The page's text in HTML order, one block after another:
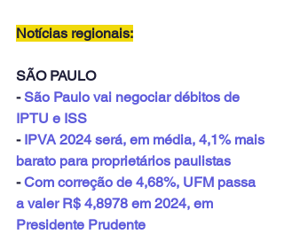
Notícias regionais:
SÃO PAULO
- São Paulo vai negociar débitos de
IPTU e ISS
- IPVA 2024 será, em média, 4,1% mais
barato para proprietários paulistas
- Com correção de 4,68%, UFM passa
a valer R$ 4,8978 em 2024, em
Presidente Prudente